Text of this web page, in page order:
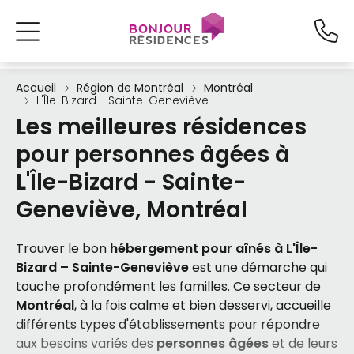
Accueil Région de Montréal
Montréal
L'Île-Bizard - Sainte-Geneviève
Les meilleures résidences
pour personnes âgées à
L'Île-Bizard - Sainte-
Geneviève, Montréal
Trouver le bon hébergement pour aînés à L'Île-
Bizard – Sainte-Genevièveest une démarche qui
touche profondément les familles. Ce secteur de
Montréal, à la fois calme et bien desservi, accueille
différents types d'établissements pour répondre
aux besoins variés des personnes âgéeset de leurs